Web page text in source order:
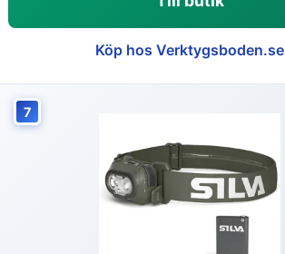
Köp hos Verktygsboden.se
7